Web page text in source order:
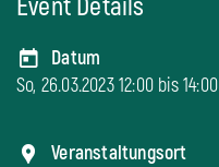
Event Details
Datum
So, 26.03.2023 12:00 bis14:00
Veranstaltungsort